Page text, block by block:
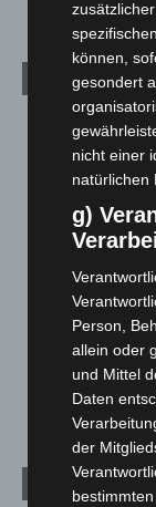
Kategorien
Blaulicht
Corona-News
Langenhagen
Menschen
Über uns
Veranstaltungen
können,
gesondert
nicht einer
natürlichen
g)
Person,
allein oder
und Mittel
Daten
der